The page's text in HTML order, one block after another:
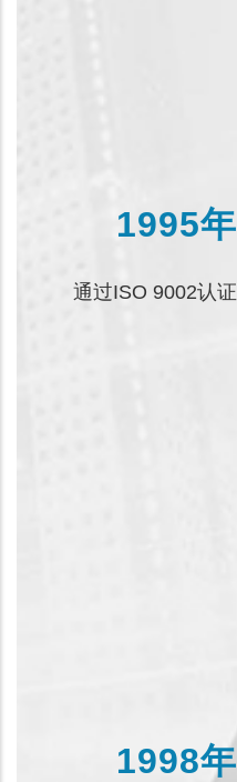
1995年
通过ISO 9002认证
1998年